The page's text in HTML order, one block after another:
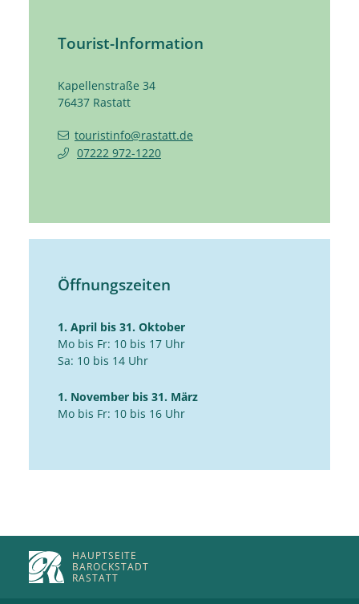
Tourist-Information
Kapellenstraße 34
76437 Rastatt
touristinfo@rastatt.de
07222 972-1220
Öffnungszeiten
1. April bis 31. Oktober
Mo bis Fr: 10 bis 17 Uhr
Sa: 10 bis 14 Uhr
1. November bis 31. März
Mo bis Fr: 10 bis 16 Uhr
HAUPTSEITE
BAROCKSTADT
RASTATT